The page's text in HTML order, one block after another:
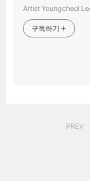
Artist Youngcheol
구독하기
PREV